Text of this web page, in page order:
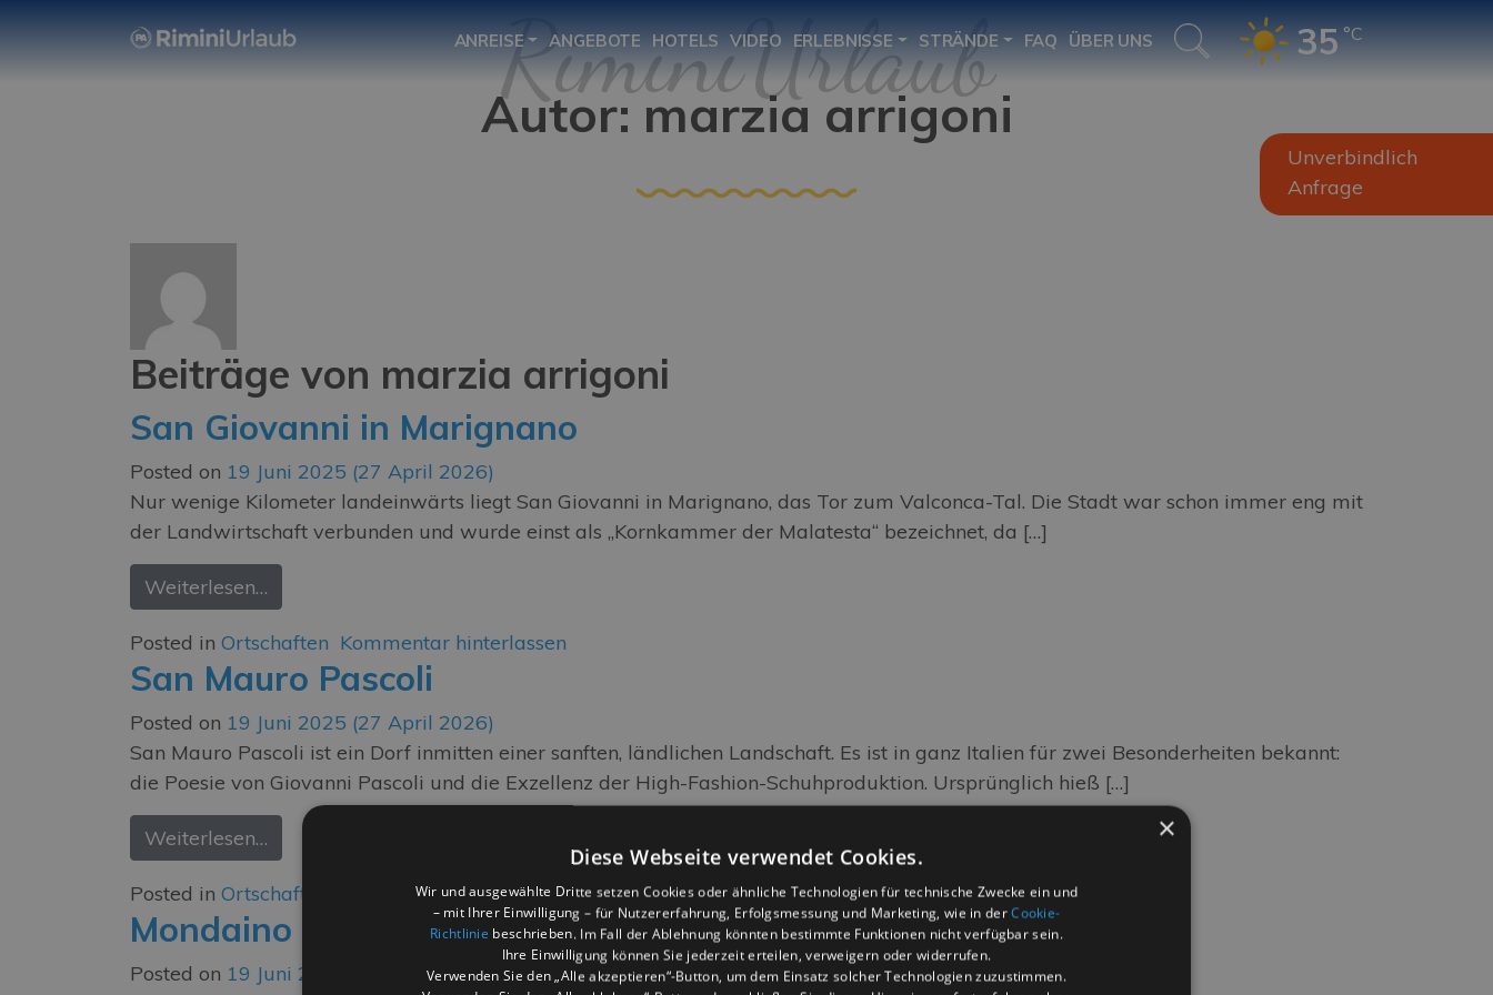
ANREISE ANGEBOTE HOTELS VIDEO ERLEBNISSE STRÄNDE FAQ ÜBER UNS 35 °C
Unverbindlich
Anfrage
Autor:marzia arrigoni
Beiträge von marzia arrigoni
San Giovanni in Marignano
Posted on 19 Juni 2025 (27 April 2026)
Nur wenige Kilometer landeinwärts liegt San Giovanni in Marignano, das Tor zum Valconca-Tal. Die Stadt war schon immer eng mit
der Landwirtschaft verbunden und wurde einst als „Kornkammer der Malatesta“ bezeichnet, da […]
Weiterlesen…
Posted in Ortschaften Kommentar hinterlassen
San Mauro Pascoli
Posted on 19 Juni 2025 (27 April 2026)
San Mauro Pascoli ist ein Dorf inmitten einer sanften, ländlichen Landschaft. Es ist in ganz Italien für zwei Besonderheiten bekannt:
die Poesie von Giovanni Pascoli und die Exzellenz der High-Fashion-Schuhproduktion. Ursprünglich hieß […]
Weiterlesen…
Posted in Ortschaften Kommentar hinterlassen
Mondaino
Posted on 19 Juni 2025
(27 April 2026)
×
Diese Webseite verwendet Cookies.
Wir und ausgewählte Dritte setzen Cookies oder ähnliche Technologien für technische Zwecke ein und
– mit Ihrer Einwilligung – für Nutzererfahrung, Erfolgsmessung und Marketing, wie in derCookie-
Richtlinie beschrieben. Im Fall der Ablehnung könnten bestimmte Funktionen nicht verfügbar sein.
Ihre Einwilligung können Sie jederzeit erteilen, verweigern oder widerrufen.
Verwenden Sie den „Alle akzeptieren“-Button, um dem Einsatz solcher Technologien zuzustimmen.